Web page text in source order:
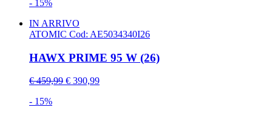
- 15%
IN ARRIVO
ATOMIC Cod: AE5034340I26
HAWX PRIME 95 W (26)
€ 459,99 € 390,99
- 15%